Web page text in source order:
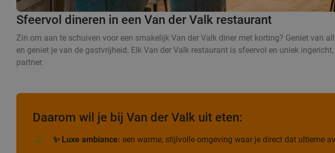
Sfeervol dineren in een Van der Valk restaurant
Zin om aan te schuiven voor een smakelijk Van der Valk diner met korting? Geniet van
en geniet je van de gastvrijheid. Elk Van der Valk restaurant is sfeervol en uniek
partner.
Daarom wil je bij Van der Valk uit eten:
✨ Luxe ambiance: een warme, stijlvolle omgeving waar je direct dat ultieme